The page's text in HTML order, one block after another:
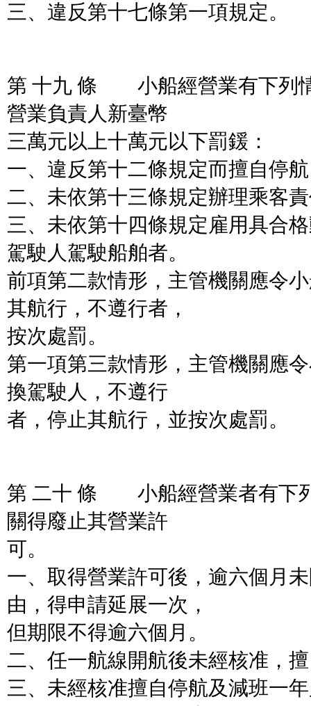
三、違反第十七條第一項規定。
第 十九 條 小船經營業有下列
營業負責人新臺幣
三萬元以上十萬元以下罰鍰：
一、違反第十二條規定而擅自停
二、未依第十三條規定辦理乘客
三、未依第十四條規定雇用具合
駕駛人駕駛船舶者。
前項第二款情形，主管機關應令
其航行，不遵行者，
按次處罰。
第一項第三款情形，主管機關應
換駕駛人，不遵行
者，停止其航行，並按次處罰。
第 二十 條 小船經營業者有下
關得廢止其營業許
可。
一、取得營業許可後，逾六個月
由，得申請延展一次，
但期限不得逾六個月。
二、任一航線開航後未經核准，
三、未經核准擅自停航及減班一